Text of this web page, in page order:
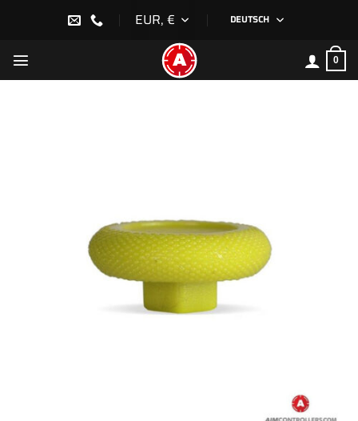
EUR, € DEUTSCH
0